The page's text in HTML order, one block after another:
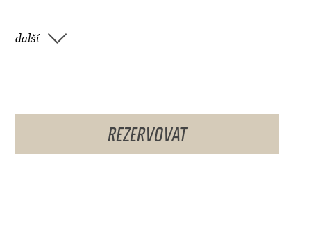
další
REZERVOVAT